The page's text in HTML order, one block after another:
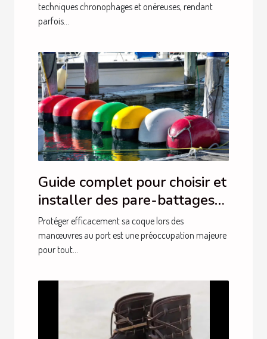
techniques chronophages et onéreuses, rendant
parfois...
Guide complet pour choisir et
installer des pare-battages
efficacement
Protéger efficacement sa coque lors des
manœuvres au port est une préoccupation majeure
pour tout...